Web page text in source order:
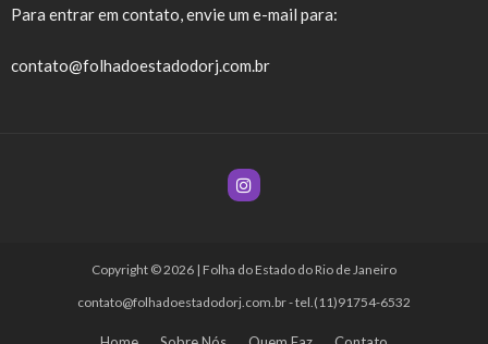
Para entrar em contato, envie um e-mail para:
contato@folhadoestadodorj.com.br
Copyright © 2026 | Folha do Estado do Rio de Janeiro
contato@folhadoestadodorj.com.br- tel.(11)91754-6532